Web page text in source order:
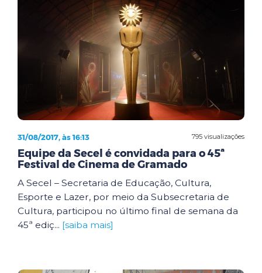
795 visualizações
31/08/2017, às 16:13
Equipe da Secel é convidada para o 45ª
Festival de Cinema de Gramado
A Secel – Secretaria de Educação, Cultura,
Esporte e Lazer, por meio da Subsecretaria de
Cultura, participou no último final de semana da
45ª ediç... [saiba mais]